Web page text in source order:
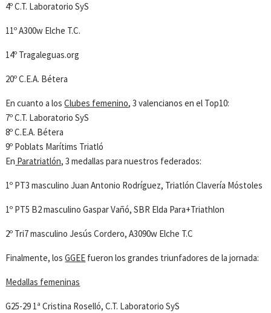
4º C.T. Laboratorio SyS
11º A300w Elche T.C.
14º Tragaleguas.org
20º C.E.A. Bétera
En cuanto a losClubes femenino, 3 valencianos en el Top10:
7º C.T. Laboratorio SyS
8º C.E.A. Bétera
9º Poblats Marítims Triatló
En Paratriatlón, 3 medallas para nuestros federados:
1º PT3 masculino Juan Antonio Rodríguez, Triatlón Clavería Móstoles
1º PT5 B2 masculino Gaspar Vañó, SBR Elda Para+Triathlon
2º Tri7 masculino Jesús Cordero, A3090w Elche T.C
Finalmente, losGGEE fueron los grandes triunfadores de la jornada:
Medallas femeninas
G25-29 1ª Cristina Roselló, C.T. Laboratorio SyS